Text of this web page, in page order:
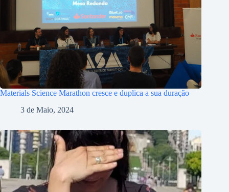
Materials Science Marathon cresce e duplica a sua duração
3 de Maio, 2024